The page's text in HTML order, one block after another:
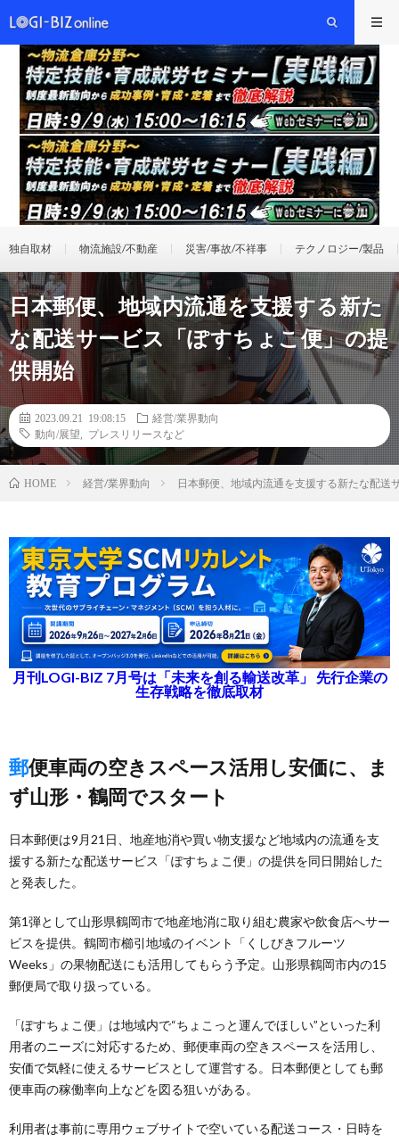
独自取材 物流施設/不動産 災害/事故/不祥事 テクノロジー/製品
日本郵便、地域内流通を支援する新た
な配送サービス「ぽすちょこ便」の提
供開始
2023.09.21 19:08:15
経営/業界動向
動向/展望
プレスリリースなど
HOME 経営/業界動向 日本郵便、地域内流通を支援する新たな配送
月刊LOGI-BIZ 7月号は「未来を創る輸送改革」 先行企業の
生存戦略を徹底取材
郵便車両の空きスペース活用し安価に、ま
ず山形・鶴岡でスタート
日本郵便は9月21日、地産地消や買い物支援など地域内の流通を支
援する新たな配送サービス「ぽすちょこ便」の提供を同日開始した
と発表した。
第1弾として山形県鶴岡市で地産地消に取り組む農家や飲食店へサー
ビスを提供。鶴岡市櫛引地域のイベント「くしびきフルーツ
Weeks」の果物配送にも活用してもらう予定。山形県鶴岡市内の15
郵便局で取り扱っている。
「ぽすちょこ便」は地域内で“ちょこっと運んでほしい”といった利
用者のニーズに対応するため、郵便車両の空きスペースを活用し、
安価で気軽に使えるサービスとして運営する。日本郵便としても郵
便車両の稼働率向上などを図る狙いがある。
利用者は事前に専用ウェブサイトで空いている配送コース・日時を